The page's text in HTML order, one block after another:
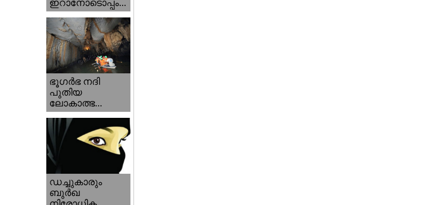
ഇറാനോടൊപ്പം...
ഭൂഗര്‍ഭ നദി
പുതിയ
ലോകാത്ഭ...
ഡച്ചുകാരും
ബുര്‍ഖ